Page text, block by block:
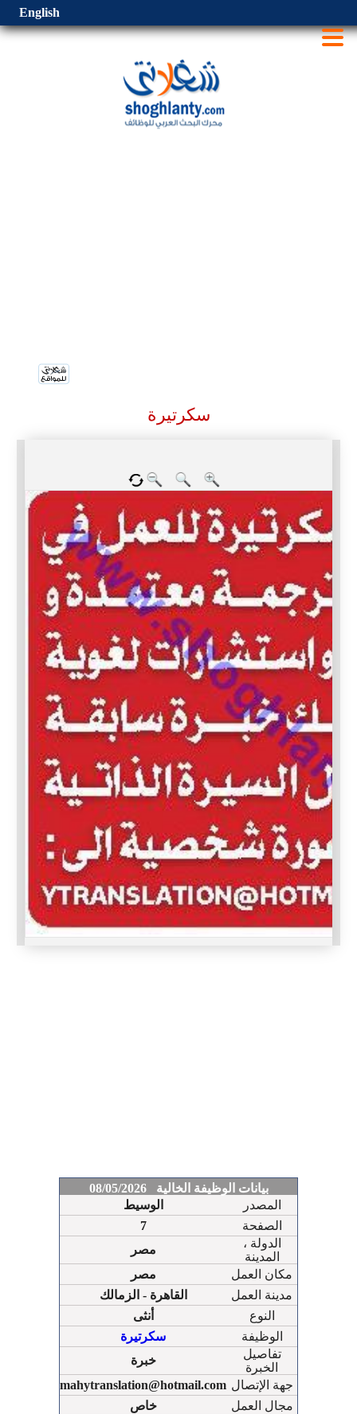
English
سكرتيرة
بيانات الوظيفة الخالية 08/05/2026
الوسيط
المصدر
7
الصفحة
مصر
الدولة ،
المدينة
مصر
مكان العمل
القاهرة - الزمالك
مدينة العمل
أنثى
النوع
سكرتيرة
الوظيفة
خبرة
تفاصيل
الخبرة
mahytranslation@hotmail.com جهة الإتصال
خاص
مجال العمل